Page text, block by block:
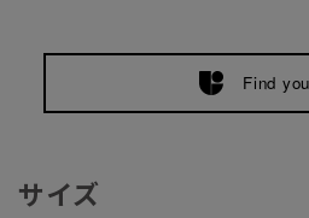
Find
サイズ